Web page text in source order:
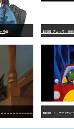
ラ 【悲報】アニサマ、超
ｗｗｗｗｗｗｗｗｗｗ